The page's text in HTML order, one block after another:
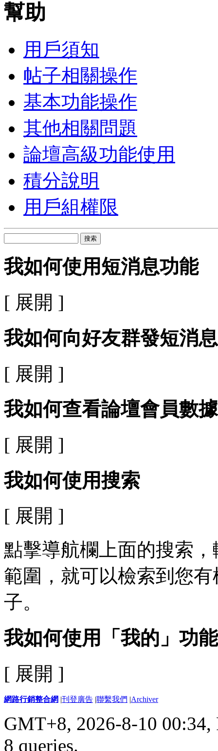
幫助
用戶須知
帖子相關操作
基本功能操作
其他相關問題
論壇高級功能使用
積分說明
用戶組權限
搜索
我如何使用短消息功能
[ 展開 ]
我如何向好友群發短消息
[ 展開 ]
我如何查看論壇會員數據
[ 展開 ]
我如何使用搜索
[ 展開 ]
點擊導航欄上面的搜索
範圍，就可以檢索到您
子。
我如何使用「我的」功能
[ 展開 ]
網路行銷整合網 |刊登廣告 |聯繫我們 |Archiver
GMT+8, 2026-8-10 00:34,
8 queries.